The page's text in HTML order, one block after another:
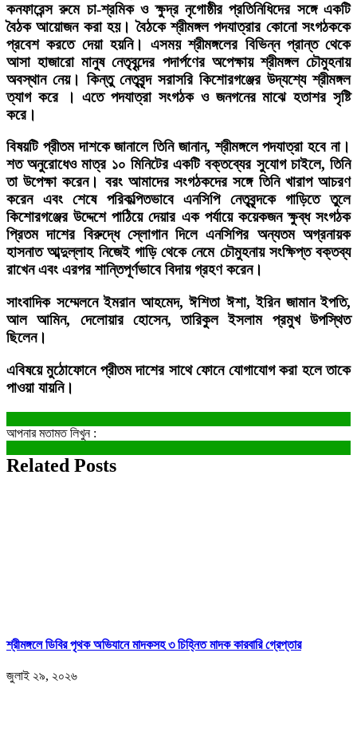
কনফারেন্স রুমে চা-শ্রমিক ও ক্ষুদ্র নৃগোষ্ঠীর প্রতিনিধিদের সঙ্গে একটি
বৈঠক আয়োজন করা হয়। বৈঠকে শ্রীমঙ্গল পদযাত্রার কোনো সংগঠককে
প্রবেশ করতে দেয়া হয়নি। এসময় শ্রীমঙ্গলের বিভিন্ন প্রান্ত থেকে
আসা হাজারো মানুষ নেতৃবৃন্দের পদার্পণের অপেক্ষায় শ্রীমঙ্গল চৌমুহনায়
অবস্থান নেয়। কিন্তু নেতৃবৃন্দ সরাসরি কিশোরগঞ্জের উদ্যশ্যে শ্রীমঙ্গল
ত্যাগ করে । এতে পদযাত্রা সংগঠক ও জনগনের মাঝে হতাশর সৃষ্টি
করে।
বিষয়টি প্রীতম দাশকে জানালে তিনি জানান, শ্রীমঙ্গলে পদযাত্রা হবে না।
শত অনুরোধেও মাত্র ১০ মিনিটের একটি বক্তব্যের সুযোগ চাইলে, তিনি
তা উপেক্ষা করেন। বরং আমাদের সংগঠকদের সঙ্গে তিনি খারাপ আচরণ
করেন এবং শেষে পরিকল্পিতভাবে এনসিপি নেতৃবৃন্দকে গাড়িতে তুলে
কিশোরগঞ্জের উদ্দেশে পাঠিয়ে দেয়ার এক পর্যায়ে কয়েকজন ক্ষুব্ধ সংগঠক
প্রিতম দাশের বিরুদ্ধে স্লোগান দিলে এনসিপির অন্যতম অগ্রনায়ক
হাসনাত আব্দুল্লাহ নিজেই গাড়ি থেকে নেমে চৌমুহনায় সংক্ষিপ্ত বক্তব্য
রাখেন এবং এরপর শান্তিপূর্ণভাবে বিদায় গ্রহণ করেন।
সাংবাদিক সম্মেলনে ইমরান আহমেদ, ঈশিতা ঈশা, ইরিন জামান ইপতি,
আল আমিন, দেলোয়ার হোসেন, তারিকুল ইসলাম প্রমুখ উপস্থিত
ছিলেন।
এবিষয়ে মুঠোফোনে প্রীতম দাশের সাথে ফোনে যোগাযোগ করা হলে তাকে
পাওয়া যায়নি।
আপনার মতামত লিখুন :
Related Posts
শ্রীমঙ্গলে ডিবির পৃথক অভিযানে মাদকসহ ৩ চিহ্নিত মাদক কারবারি গ্রেপ্তার
জুলাই ২৯, ২০২৬